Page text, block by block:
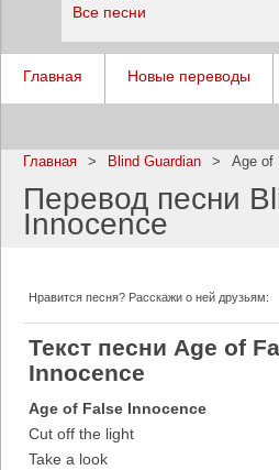
Все песни
Главная Новые переводы
Главная > Blind Guardian > Age of
Перевод песни
Innocence
Нравится песня? Расскажи о ней друзьям:
Текст песни Age of
Innocence
Age of False Innocence
Cut off the light
Take a look